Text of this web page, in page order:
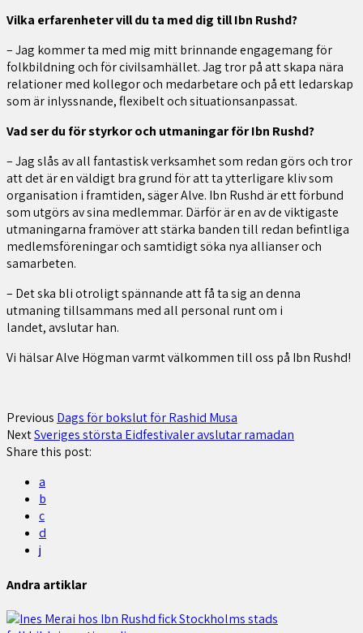
Vilka erfarenheter vill du ta med dig till Ibn Rushd?
– Jag kommer ta med mig mitt brinnande engagemang för
folkbildning och för civilsamhället. Jag tror på att skapa nära
relationer med kollegor och medarbetare och på ett ledarskap
som är inlyssnande, flexibelt och situationsanpassat.
Vad ser du för styrkor och utmaningar för Ibn Rushd?
– Jag slås av all fantastisk verksamhet som redan görs och tror
att det är en väldigt bra grund för att ta ytterligare kliv som
organisation i framtiden, säger Alve. Ibn Rushd är ett förbund
som utgörs av sina medlemmar. Därför är en av de viktigaste
utmaningarna framöver att stärka banden till redan befintliga
medlemsföreningar och samtidigt söka nya allianser och
samarbeten.
– Det ska bli otroligt spännande att få ta sig an denna
utmaning tillsammans med all personal runt om i
landet, avslutar han.
Vi hälsar Alve Högman varmt välkommen till oss på Ibn Rushd!
Previous Dags för bokslut för Rashid Musa
NextSveriges största Eidfestivaler avslutar ramadan
Share this post:
a
b
c
d
j
Andra artiklar